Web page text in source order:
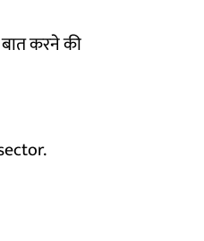
करने की